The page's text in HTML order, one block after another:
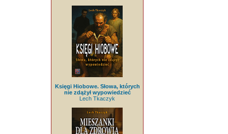
Księgi Hiobowe. Słowa, których
nie zdążył wypowiedzieć
Lech Tkaczyk